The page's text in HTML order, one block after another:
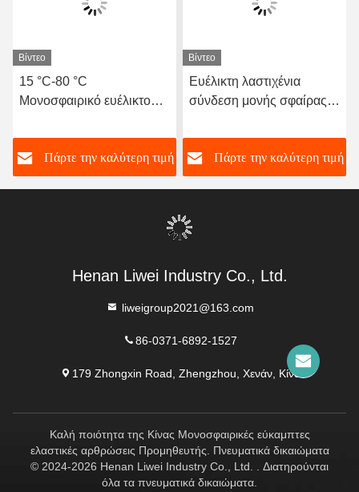
Βίντεο
15 °C-80 °C
Μονοσφαιρικό ευέλικτο
με τα μέσα αέρα
Προσφέροντας μακρά
διάρκεια ζωής και
Πάρτε την καλύτερη τιμή
Βίντεο
Ευέλικτη λαστιχένια
σύνδεση μονής σφαίρας
ευέλικτο στοιχείο
κατάλληλο για δυναμικά
συστήματα σωληνώσεων
Πάρτε την καλύτερη τιμή
Henan Liwei Industry Co., Ltd.
liweigroup2021@163.com
86-0371-6892-1527
179 Zhongxin Road, Zhengzhou, Χενάν, Κίνα
Καλή ποιότητα της Κίνας Μονοσφαιρικές εύκαμπτες
ελαστικές αρθρώσεις Προμηθευτής. Πνευματικά δικαιώματα
© 2024-2026 Henan Liwei Industry Co., Ltd. . Διατηρούνται
όλα τα πνευματικά δικαιώματα.